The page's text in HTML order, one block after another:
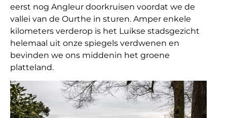
eerst nog Angleur doorkruisen voordat we de
vallei van de Ourthe in sturen. Amper enkele
kilometers verderop is het Luikse stadsgezicht
helemaal uit onze spiegels verdwenen en
bevinden we ons middenin het groene
platteland.